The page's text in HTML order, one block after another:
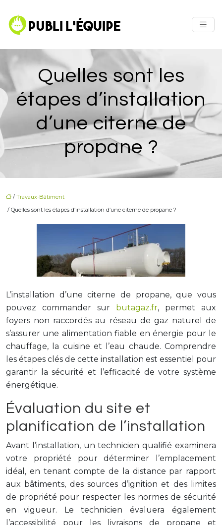
Quelles sont les
étapes d’installation
d’une citerne de
propane ?
/ Travaux-Bâtiment
/ Quelles sont les étapes d’installation d’une citerne de propane ?
L’installation d’une citerne de propane, que vous
pouvez commander sur butagaz.fr, permet aux
foyers non raccordés au réseau de gaz naturel de
s’assurer une alimentation fiable en énergie pour le
chauffage, la cuisine et l’eau chaude. Comprendre
les étapes clés de cette installation est essentiel pour
garantir la sécurité et l’efficacité de votre système
énergétique.
Évaluation du site et
planification de l’installation
Avant l’installation, un technicien qualifié examinera
votre propriété pour déterminer l’emplacement
idéal, en tenant compte de la distance par rapport
aux bâtiments, des sources d’ignition et des limites
de propriété pour respecter les normes de sécurité
en vigueur. Le technicien évaluera également
l’accessibilité pour les livraisons de propane et